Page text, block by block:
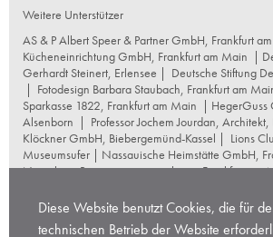
Diese Website benutzt Cookies, die für
technischen Betrieb der Website
Weitere Unterstützer
AS & P Albert Speer & Partner GmbH, Frankfurt
Kücheneinrichtung GmbH, Frankfurt am Main |
Gerhardt Steinert, Erlensee | Deutsche Stiftung
| Fotodesign Barbara Staubach, Frankfurt am
Sparkasse 1822, Frankfurt am Main | HegerGuss
Alsenborn | Professor Jochem Jourdan,
Klöckner GmbH, Biebergemünd-Kassel | Lions
Museumsufer | Nassauische Heimstätte GmbH,
Naumburg Restaurierungswerkstatt, Frankfurt am
Landschaftsbau GmbH+Co KG, Frankfurt am Main
schneider+schumacher Architekten, Frankfurt am